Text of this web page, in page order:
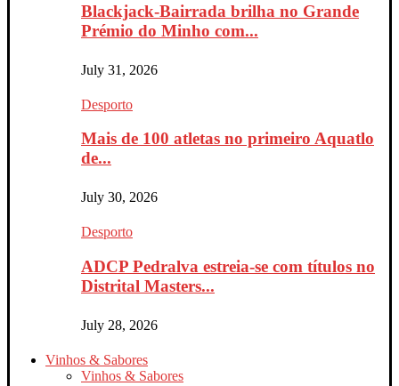
Blackjack-Bairrada brilha no Grande
Prémio do Minho com...
July 31, 2026
Desporto
Mais de 100 atletas no primeiro Aquatlo
de...
July 30, 2026
Desporto
ADCP Pedralva estreia-se com títulos no
Distrital Masters...
July 28, 2026
Vinhos & Sabores
Vinhos & Sabores